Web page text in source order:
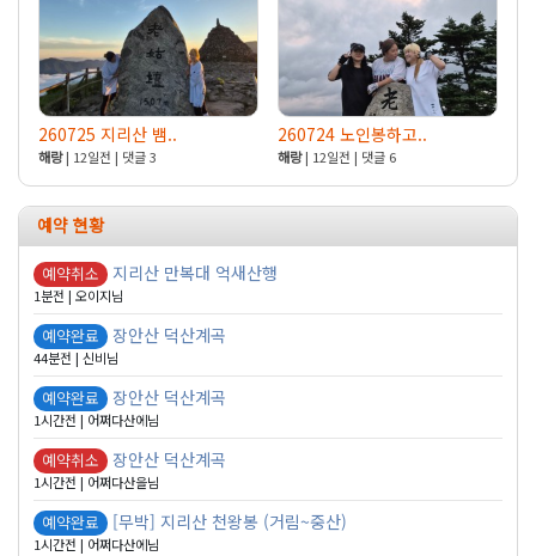
260725 지리산 뱀..
해랑| 12일전 | 댓글 3
260724 노인봉하고..
해랑| 12일전 | 댓글 6
예약 현황
예약취소 지리산 만복대 억새산행
1분전 | 오이지님
예약완료 장안산 덕산계곡
44분전 | 신비님
예약완료 장안산 덕산계곡
1시간전 | 어쩌다산에님
예약취소 장안산 덕산계곡
1시간전 | 어쩌다산을님
예약완료 [무박] 지리산 천왕봉 (거림~중산)
1시간전 | 어쩌다산에님